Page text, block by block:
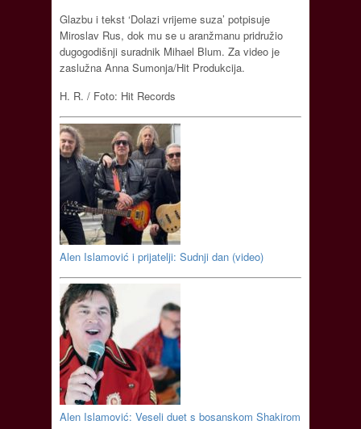
Glazbu i tekst ‘Dolazi vrijeme suza’ potpisuje
Miroslav Rus, dok mu se u aranžmanu pridružio
dugogodišnji suradnik Mihael Blum. Za video je
zaslužna Anna Sumonja/Hit Produkcija.
H. R. / Foto: Hit Records
Alen Islamović i prijatelji: Sudnji dan (video)
Alen Islamović: Veseli duet s bosanskom Shakirom